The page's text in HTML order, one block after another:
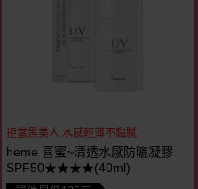
拒當黑美人 水感輕薄不黏膩
heme 喜蜜~清透水感防曬凝膠
SPF50★★★★(40ml)